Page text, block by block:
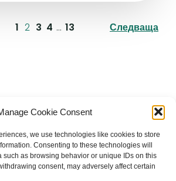
Cookie Consent
we use technologies like cookies to store
Consenting to these technologies will
such as browsing behavior or unique IDs on this
consent, may adversely affect certain
1 2 3 4 … 13 Следваща
православна църква "Св.